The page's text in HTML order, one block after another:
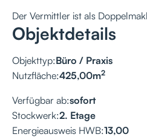
Der Vermittler ist als
Objektdetails
Objekttyp:Büro / Praxis
Nutzfläche:425,00m2
Verfügbar ab:sofort
Stockwerk:2. Etage
Energieausweis HWB:13,00